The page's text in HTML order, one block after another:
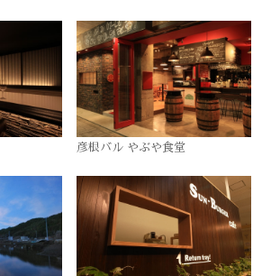
彦根バル やぶや食堂